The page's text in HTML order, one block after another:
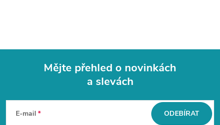
Mějte přehled o novinkách
a slevách
E-mail ODEBÍRAT